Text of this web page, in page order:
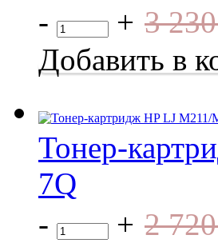
- + 3
Добавить в
Тонер-
7Q
- + 2